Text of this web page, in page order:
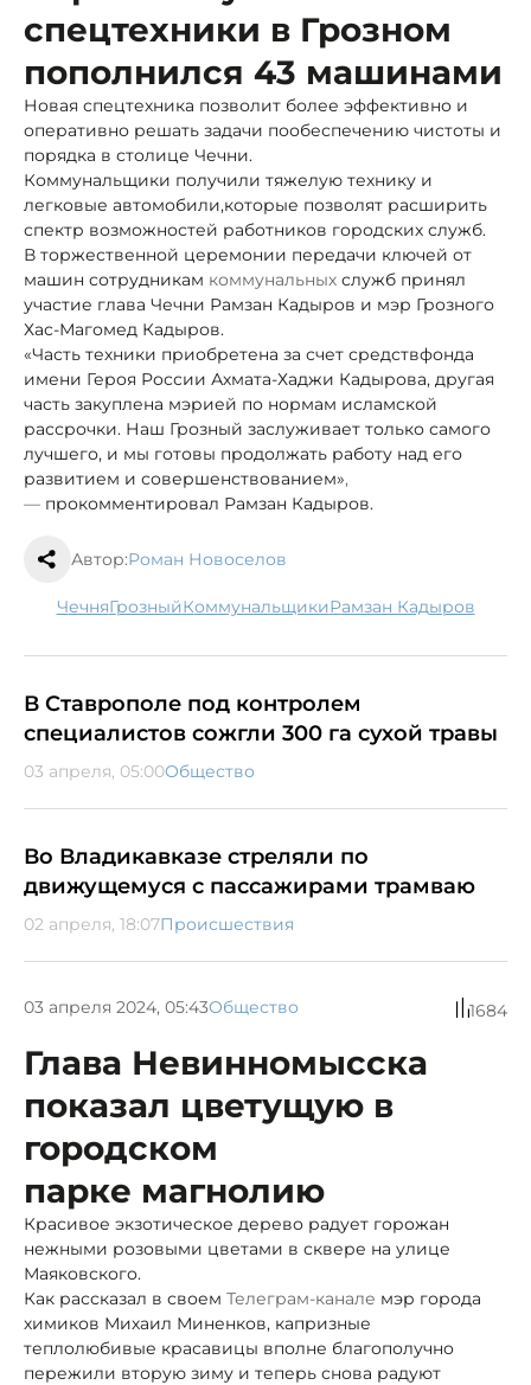
спецтехники в Грозном
пополнился 43 машинами
Новая спецтехника позволит более эффективно и
оперативно решать задачи пообеспечению чистоты и
порядка в столице Чечни.
Коммунальщики получили тяжелую технику и
легковые автомобили,которые позволят расширить
спектр возможностей работников городских служб.
В торжественной церемонии передачи ключей от
машин сотрудникам коммунальных служб принял
участие глава Чечни Рамзан Кадыров и мэр Грозного
Хас-Магомед Кадыров.
«Часть техники приобретена за счет средствфонда
имени Героя России Ахмата-Хаджи Кадырова, другая
часть закуплена мэрией по нормам исламской
рассрочки. Наш Грозный заслуживает только самого
лучшего, и мы готовы продолжать работу над его
развитием и совершенствованием»,
— прокомментировал Рамзан Кадыров.
Автор:Роман Новоселов
Чечня Грозный коммунальщики Рамзан Кадыров
В Ставрополе под контролем
специалистов сожгли 300 га сухой травы
03 апреля, 05:00Общество
Во Владикавказе стреляли по
движущемуся с пассажирами трамваю
02 апреля, 18:07Происшествия
03 апреля 2024, 05:43Общество 1684
Глава Невинномысска
показал цветущую в
городском
парке магнолию
Красивое экзотическое дерево радует горожан
нежными розовыми цветами в сквере на улице
Маяковского.
Как рассказал в своем Телеграм-канале мэр города
химиков Михаил Миненков, капризные
теплолюбивые красавицы вполне благополучно
пережили вторую зиму и теперь снова радуют